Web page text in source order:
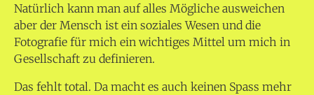
Natürlich kann man auf alles Mögliche ausweichen
aber der Mensch ist ein soziales Wesen und die
Fotografie für mich ein wichtiges Mittel um mich in
Gesellschaft zu definieren.
Das fehlt total. Da macht es auch keinen Spass mehr